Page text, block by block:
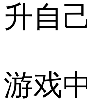
升自
游戏